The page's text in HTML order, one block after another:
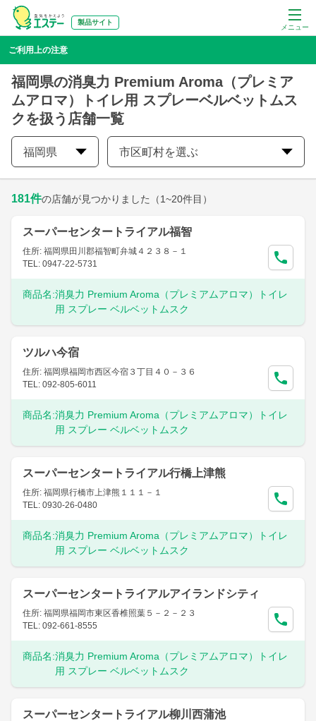
メニュー
製品サイト
ご利用上の注意
福岡県の消臭力 Premium Aroma（プレミア
ムアロマ）トイレ用 スプレーベルベットムス
クを扱う店舗一覧
福岡県 市区町村を選ぶ
181件の店舗が見つかりました （1~20件目）
スーパーセンタートライアル福智
住所: 福岡県田川郡福智町弁城４２３８－１
TEL: 0947-22-5731
商品名:消臭力 Premium Aroma（プレミアムアロマ）トイレ
用 スプレー ベルベットムスク
ツルハ今宿
住所: 福岡県福岡市西区今宿３丁目４０－３６
TEL: 092-805-6011
商品名:消臭力 Premium Aroma（プレミアムアロマ）トイレ
用 スプレー ベルベットムスク
スーパーセンタートライアル行橋上津熊
住所: 福岡県行橋市上津熊１１１－１
TEL: 0930-26-0480
商品名:消臭力 Premium Aroma（プレミアムアロマ）トイレ
用 スプレー ベルベットムスク
スーパーセンタートライアルアイランドシティ
住所: 福岡県福岡市東区香椎照葉５－２－２３
TEL: 092-661-8555
商品名:消臭力 Premium Aroma（プレミアムアロマ）トイレ
用 スプレー ベルベットムスク
スーパーセンタートライアル柳川西蒲池